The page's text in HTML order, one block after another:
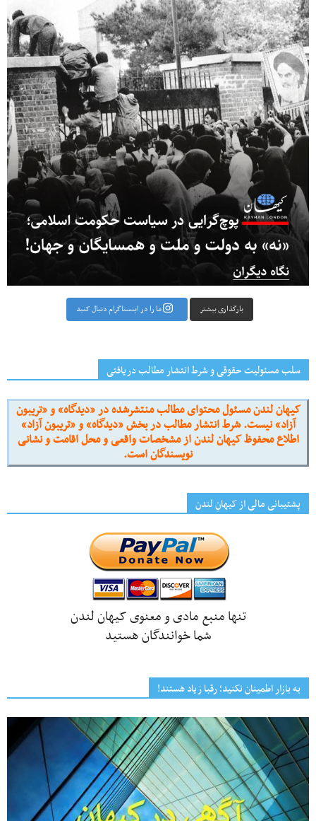
بارگذاری بیشتر ما را در اینستاگرام دنبال کنید
سلب مسئولیت حقوقی و شرط انتشار مطالب دریافتی
کیهان لندن مسئول محتوای مطالب منتشرشده در «دیدگاه» و «تریبون
آزاد» نیست. شرط انتشار مطالب در بخش «دیدگاه» و «تریبون آزاد»
اطلاع محفوظ کیهان لندن از مشخصات واقعی و محل اقامت و نشانی
نویسندگان است.
پشتیبانی مالی از کیهانِ لندن
تنها منبع مادی و معنوی کیهان لندن
شما خوانندگان هستید
به بازار اطمینان نکنید؛ رقبا زیاد هستند!